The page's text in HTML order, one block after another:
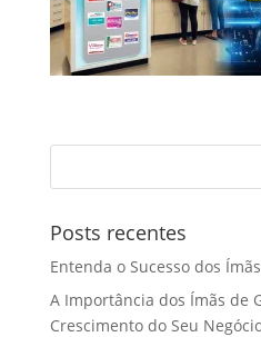
Posts recentes
Entenda o Sucesso dos
A Importância dos Ímãs de
Crescimento do Seu